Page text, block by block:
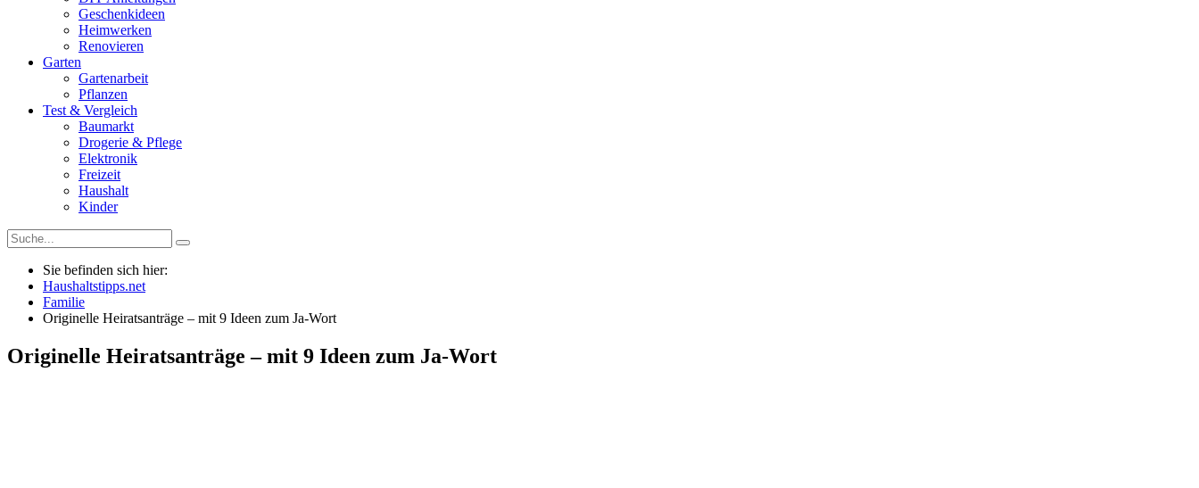
Geschenkideen
Heimwerken
Renovieren
Garten
Gartenarbeit
Pflanzen
Test & Vergleich
Baumarkt
Drogerie & Pflege
Elektronik
Freizeit
Haushalt
Kinder
Sie befinden sich hier:
Haushaltstipps.net
Familie
Originelle Heiratsanträge – mit 9 Ideen zum Ja-Wort
Originelle Heiratsanträge – mit 9 Ideen zum Ja-Wort